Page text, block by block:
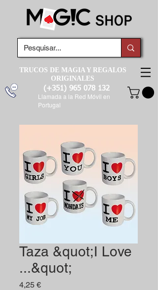
TRUCOS DE MAGIA Y REGALOS
ORIGINALES
(+351) 965 078 132
Llamada a la Red Móvil en
Portugal
Taza &quot;I Love
...&quot;
4,25 €Precio